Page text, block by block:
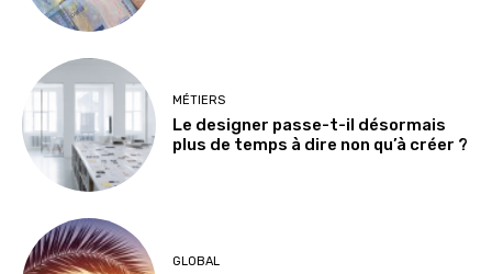
MÉTIERS
Le designer passe-t-il désormais
plus de temps à dire non qu’à créer ?
GLOBAL